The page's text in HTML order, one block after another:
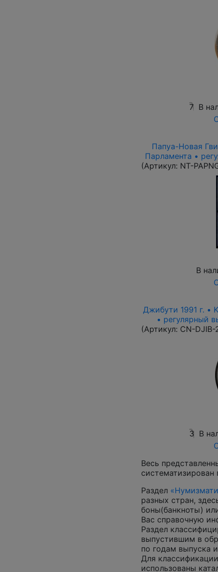
7 В
Папуа-Новая
Парламента •
(Артикул: NT-
В
Джибути 1991 г. •
• регулярный
(Артикул: CN-DJIB-
3 В
Весь
систематизирован
Раздел
разных стран,
боны(банкноты)
Вас справочную
Раздел
выпустившим в
по годам выпуска
Для
использованы